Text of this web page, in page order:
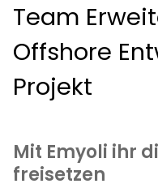
Team
Offshore
Projekt
Mit Emyoli ihr
freisetzen